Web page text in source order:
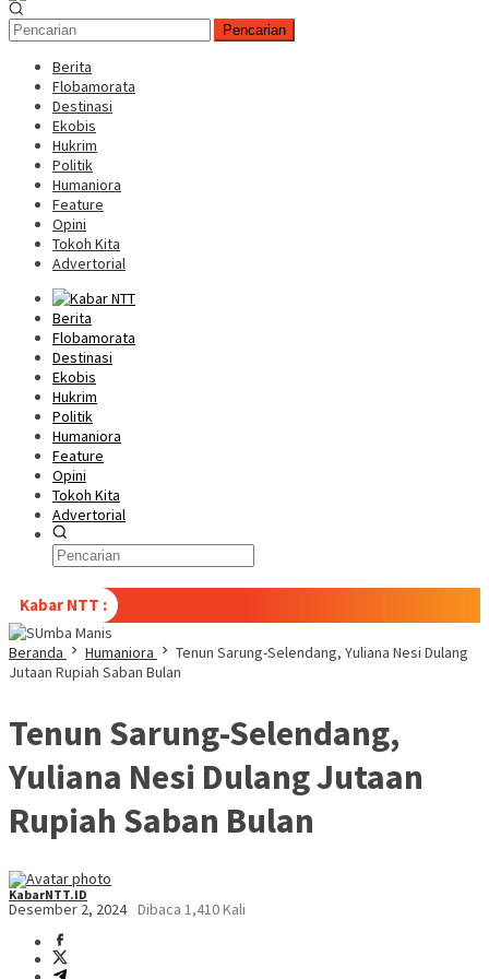
Pencarian
Berita
Flobamorata
Destinasi
Ekobis
Hukrim
Politik
Humaniora
Feature
Opini
Tokoh Kita
Advertorial
Berita
Flobamorata
Destinasi
Ekobis
Hukrim
Politik
Humaniora
Feature
Opini
Tokoh Kita
Advertorial
Kabar NTT :
Beranda Humaniora
Tenun Sarung-Selendang, Yuliana Nesi Dulang
Jutaan Rupiah Saban Bulan
Tenun Sarung-Selendang,
Yuliana Nesi Dulang Jutaan
Rupiah Saban Bulan
KabarNTT.ID
Desember 2, 2024 Dibaca 1,410 Kali